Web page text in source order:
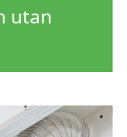
utan